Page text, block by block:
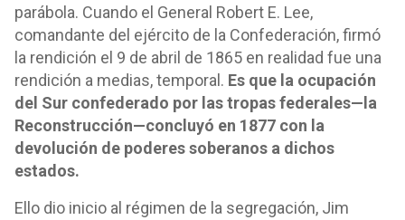
parábola. Cuando el General Robert E. Lee,
comandante del ejército de la Confederación, firmó
la rendición el 9 de abril de 1865 en realidad fue una
rendición a medias, temporal. Es que la ocupación
del Sur confederado por las tropas federales—la
Reconstrucción—concluyó en 1877 con la
devolución de poderes soberanos a dichos
estados.
Ello dio inicio al régimen de la segregación, Jim